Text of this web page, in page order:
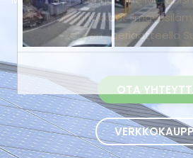
ja energiatehokkaat
käteen -periaatteella
OTA